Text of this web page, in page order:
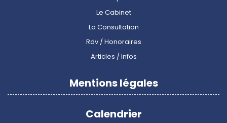
Le Cabinet
La Consultation
Rdv / Honoraires
Articles / Infos
Mentions légales
Calendrier